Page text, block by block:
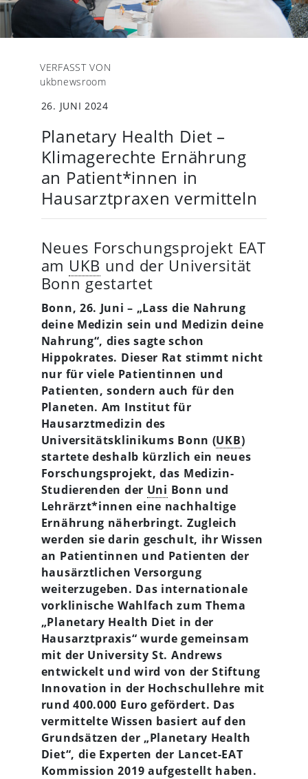
VERFASST VON
ukbnewsroom
26. JUNI 2024
Planetary Health Diet –
Klimagerechte Ernährung
an Patient*innen in
Hausarztpraxen vermitteln
Neues Forschungsprojekt EAT
am UKB und der Universität
Bonn gestartet
Bonn, 26. Juni – „Lass die Nahrung
deine Medizin sein und Medizin deine
Nahrung“, dies sagte schon
Hippokrates. Dieser Rat stimmt nicht
nur für viele Patientinnen und
Patienten, sondern auch für den
Planeten. Am Institut für
Hausarztmedizin des
Universitätsklinikums Bonn (UKB)
startete deshalb kürzlich ein neues
Forschungsprojekt, das Medizin-
Studierenden der Uni Bonn und
Lehrärzt*innen eine nachhaltige
Ernährung näherbringt. Zugleich
werden sie darin geschult, ihr Wissen
an Patientinnen und Patienten der
hausärztlichen Versorgung
weiterzugeben. Das internationale
vorklinische Wahlfach zum Thema
„Planetary Health Diet in der
Hausarztpraxis“ wurde gemeinsam
mit der University St. Andrews
entwickelt und wird von der Stiftung
Innovation in der Hochschullehre mit
rund 400.000 Euro gefördert. Das
vermittelte Wissen basiert auf den
Grundsätzen der „Planetary Health
Diet“, die Experten der Lancet-EAT
Kommission 2019 aufgestellt haben.